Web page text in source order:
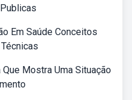
Em Saúde Conceitos
Mostra Uma Situação